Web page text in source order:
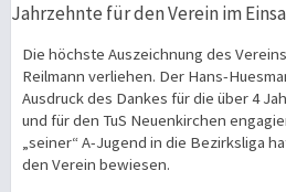
Jahrzehnte für den Verein im
Die höchste Auszeichnung des
Reilmann verliehen. Der Hans-
Ausdruck des Dankes für die über 4
und für den TuS Neuenkirchen
„seiner“ A-Jugend in die Bezirksliga
den Verein bewiesen.